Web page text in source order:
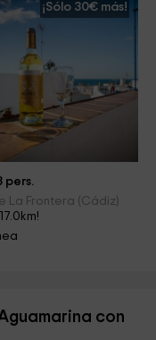
¡Sólo 30€ más!
pers.
La Frontera (Cádiz)
con